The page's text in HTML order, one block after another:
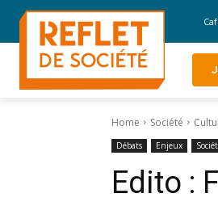
Home Société
Débats Enjeux
Edito :